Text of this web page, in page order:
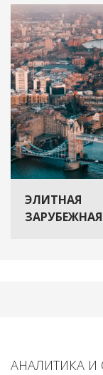
ЭЛИТНАЯ
АНАЛИТИКА